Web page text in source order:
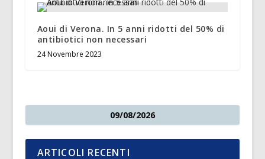
Aoui di Verona. In 5 anni ridotti del 50% di
antibiotici non necessari
24 Novembre 2023
09/08/2026
ARTICOLI RECENTI